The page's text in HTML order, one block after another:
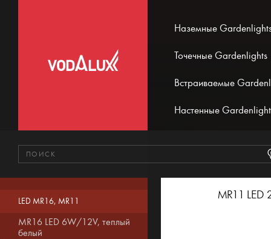
Наземные
Точечные Gardenlights
Встраиваемые
Настенные
MR11 LED
LED MR16, MR11
MR16 LED 6W/12V, теплый
белый